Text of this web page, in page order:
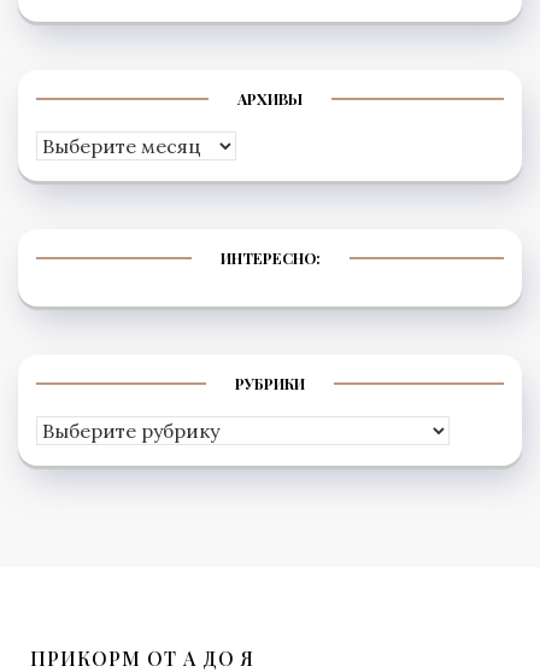
АРХИВЫ
Архивы
ИНТЕРЕСНО:
РУБРИКИ
Рубрики
ПРИКОРМ ОТ А ДО Я